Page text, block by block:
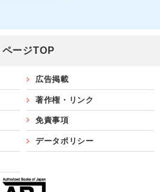
ページTOP
広告掲載
著作権・リンク
免責事項
データポリシー